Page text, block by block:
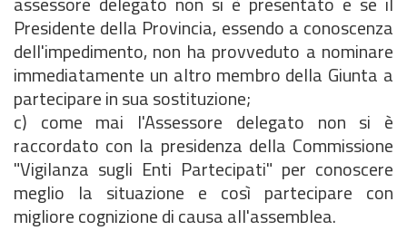
Presidente della Provincia, essendo a conoscenza
dell'impedimento, non ha provveduto a nominare
immediatamente un altro membro della Giunta a
partecipare in sua sostituzione;
c) come mai l'Assessore delegato non si è
raccordato con la presidenza della Commissione
"Vigilanza sugli Enti Partecipati" per conoscere
meglio la situazione e così partecipare con
migliore cognizione di causa all'assemblea.